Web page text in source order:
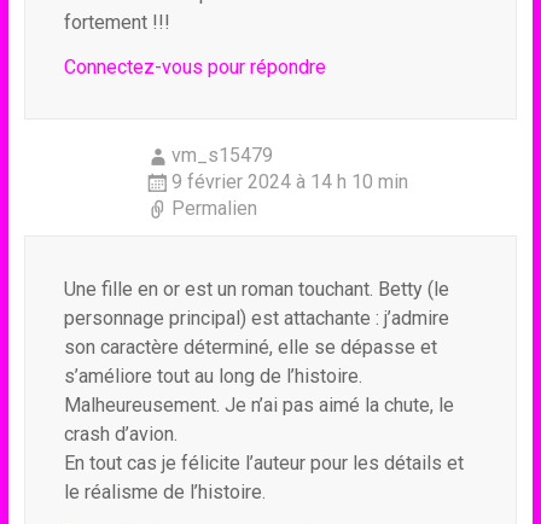
fortement !!!
Connectez-vous pour répondre
vm_s15479
9 février 2024 à 14 h 10 min
Permalien
Une fille en or est un roman touchant. Betty (le
personnage principal) est attachante : j’admire
son caractère déterminé, elle se dépasse et
s’améliore tout au long de l’histoire.
Malheureusement. Je n’ai pas aimé la chute, le
crash d’avion.
En tout cas je félicite l’auteur pour les détails et
le réalisme de l’histoire.